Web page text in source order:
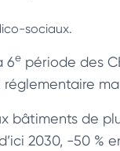
sociaux.
6e période des
réglementaire
bâtiments de
2030, -50 %